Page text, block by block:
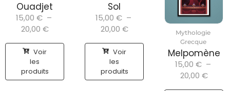
Ouadjet
15,00 € –
20,00 €
Voir
les
produits
Sol
15,00 € –
20,00 €
Voir
les
produits
Mythologie
Grecque
Melpomène
15,00 € –
20,00 €